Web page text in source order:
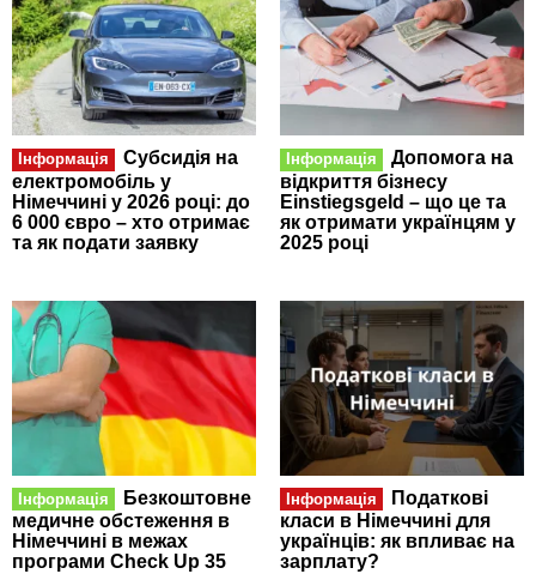
Інформація
Субсидія на
електромобіль у
Німеччині у 2026 році: до
6 000 євро – хто отримає
та як подати заявку
Інформація
Допомога на
відкриття бізнесу
Einstiegsgeld – що це та
як отримати українцям у
2025 році
Інформація
Безкоштовне
медичне обстеження в
Німеччині в межах
програми Check Up 35
Інформація
Податкові
класи в Німеччині для
українців: як впливає на
зарплату?